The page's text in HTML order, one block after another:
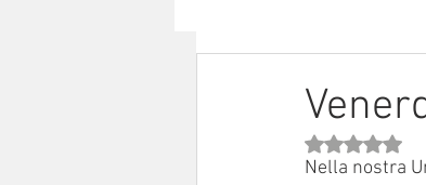
Sinodo 2021-23Nella nostra